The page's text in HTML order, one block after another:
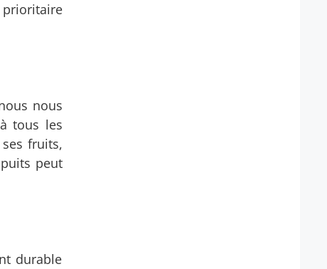
nous
tous les
fruits,
peut
durable